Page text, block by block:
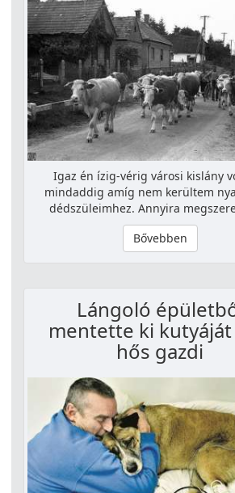
Igaz én ízig-vérig városi kislány
mindaddig amíg nem kerültem
dédszüleimhez. Annyira
Bővebben
Lángoló
mentette ki kutyáját
hős gazdi